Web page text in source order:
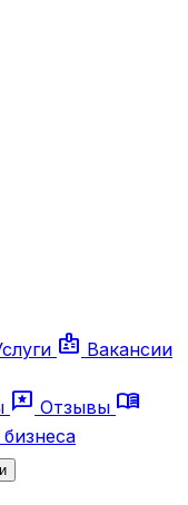
badge Вакансии
reviews Отзывы menu_book